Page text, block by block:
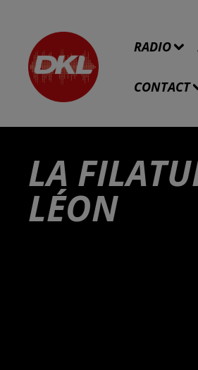
RADIO
CONTACT
LA
LÉON